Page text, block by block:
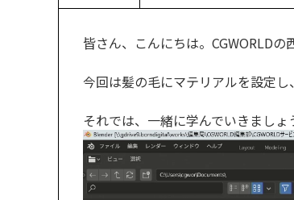
皆さん、こんにちは。CGWORLDの
今回は髪の毛にマテリアルを設定し
それでは、一緒に学んでいきましょ